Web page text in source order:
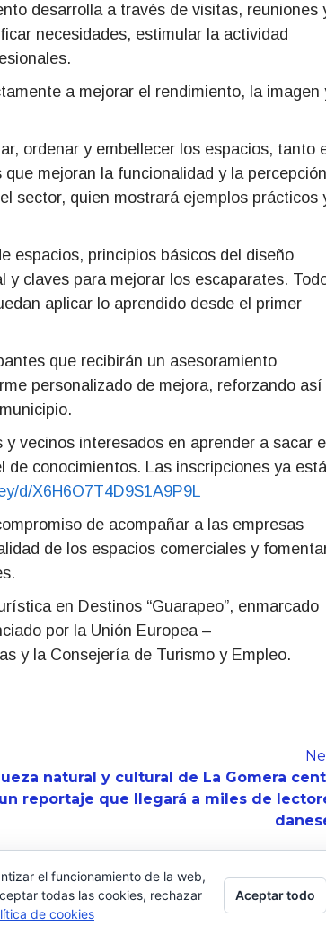
desarrolla a través de visitas, reuniones
necesidades, estimular la actividad
a mejorar el rendimiento, la imagen
ordenar y embellecer los espacios, tanto
mejoran la funcionalidad y la percepción
sector, quien mostrará ejemplos prácticos
espacios, principios básicos del diseño
claves para mejorar los escaparates.
aplicar lo aprendido desde el primer
que recibirán un asesoramiento
personalizado de mejora, reforzando así
vecinos interesados en aprender a sacar el
conocimientos. Las inscripciones ya
d/X6H6O7T4D9S1A9P9L
de acompañar a las empresas
de los espacios comerciales y
en Destinos “Guarapeo”, enmarcado
por la Unión Europea –
y la Consejería de Turismo y Empleo.
natural y cultural de La Gomera
un reportaje que llegará a miles de
el funcionamiento de la web,
todas las cookies, rechazar
de cookies
Aceptar todo